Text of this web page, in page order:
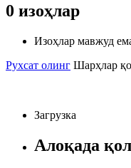
0 изоҳлар
Изоҳлар мавжуд
Рухсат олинг Шарҳлар
Загрузка
Алоқада